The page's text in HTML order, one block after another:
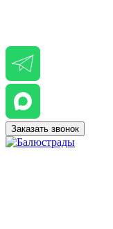
Заказать звонок